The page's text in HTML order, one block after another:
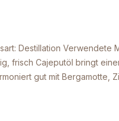
Destillation Verwendete
frisch Cajeputöl bringt
gut mit Bergamotte,